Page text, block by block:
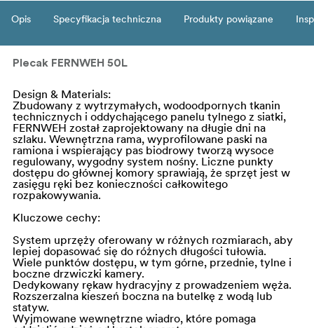
Opis Specyfikacja techniczna Produkty powiązane
Plecak FERNWEH 50L
Design & Materials:
Zbudowany z wytrzymałych, wodoodpornych tkanin
technicznych i oddychającego panelu tylnego z siatki,
FERNWEH został zaprojektowany na długie dni na
szlaku. Wewnętrzna rama, wyprofilowane paski na
ramiona i wspierający pas biodrowy tworzą wysoce
regulowany, wygodny system nośny. Liczne punkty
dostępu do głównej komory sprawiają, że sprzęt jest w
zasięgu ręki bez konieczności całkowitego
rozpakowywania.
Kluczowe cechy:
System uprzęży oferowany w różnych rozmiarach, aby
lepiej dopasować się do różnych długości tułowia.
Wiele punktów dostępu, w tym górne, przednie, tylne i
boczne drzwiczki kamery.
Dedykowany rękaw hydracyjny z prowadzeniem węża.
Rozszerzalna kieszeń boczna na butelkę z wodą lub
statyw.
Wyjmowane wewnętrzne wiadro, które pomaga